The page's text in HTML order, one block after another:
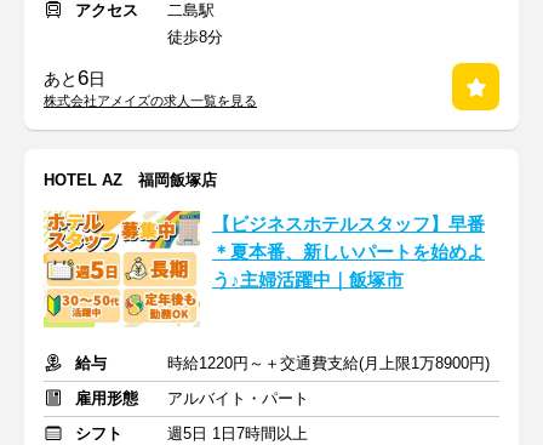
アクセス
二島駅
徒歩8分
あと6日
株式会社アメイズの求人一覧を見る
HOTEL AZ 福岡飯塚店
【ビジネスホテルスタッフ】早番
＊夏本番、新しいパートを始めよ
う♪主婦活躍中｜飯塚市
給与
時給1220円～＋交通費支給(月上限1万8900円)
雇用形態
アルバイト・パート
シフト
週5日 1日7時間以上